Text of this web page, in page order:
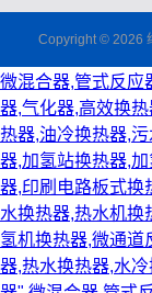
Copyright © 2026
微混合器,管式反应
器,气化器,高效换
热器,油冷换热器,
器,加氢站换热器,
器,印刷电路板式换
水换热器,热水机换
氢机换热器,微通道
器,热水换热器,水